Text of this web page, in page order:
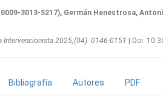
3013-5217), Germán Henestrosa,
Intervencionista 2025;(04): 0146-0151
| Doi:
Bibliografía Autores PDF